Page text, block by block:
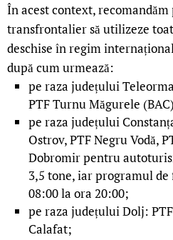
În acest context,
transfrontalier să utilizeze
deschise în regim
după cum urmează:
pe raza județului
PTF Turnu Măgurele
pe raza județului
Ostrov, PTF Negru Vodă,
Dobromir pentru
3,5 tone, iar programul
08:00 la ora 20:00;
pe raza județului Dolj:
Calafat;